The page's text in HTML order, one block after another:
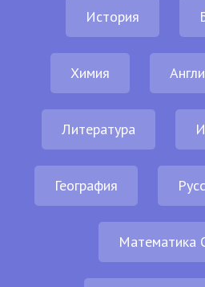
История
Химия
Литература
География
Математика